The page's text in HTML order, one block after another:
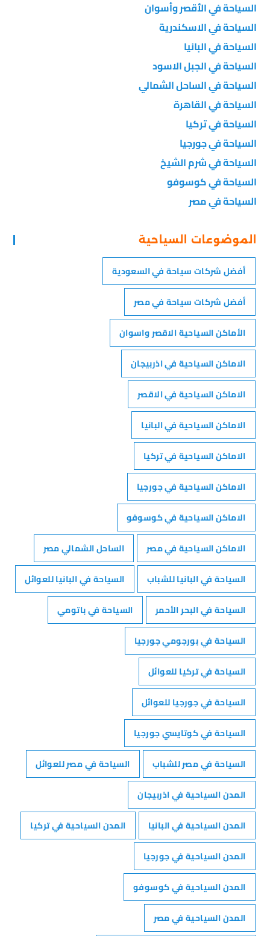
السياحة في الأقصر وأسوان
السياحة في الاسكندرية
السياحة في البانيا
السياحة في الجبل الاسود
السياحة في الساحل الشمالي
السياحة في القاهرة
السياحة في تركيا
السياحة في جورجيا
السياحة في شرم الشيخ
السياحة في كوسوفو
السياحة في مصر
الموضوعات السياحية
أفضل شركات سياحة في السعودية
أفضل شركات سياحة في مصر
الأماكن السياحية الاقصر واسوان
الاماكن السياحية في اذربيجان
الاماكن السياحية في الاقصر
الاماكن السياحية في البانيا
الاماكن السياحية في تركيا
الاماكن السياحية في جورجيا
الاماكن السياحية في كوسوفو
الاماكن السياحية في مصر
الساحل الشمالي مصر
السياحة في البانيا للشباب
السياحة في البانيا للعوائل
السياحة في البحر الأحمر
السياحة في باتومي
السياحة في بورجومي جورجيا
السياحة في تركيا للعوائل
السياحة في جورجيا للعوائل
السياحة في كوتايسي جورجيا
السياحة في مصر للشباب
السياحة في مصر للعوائل
المدن السياحية في اذربيجان
المدن السياحية في البانيا
المدن السياحية في تركيا
المدن السياحية في جورجيا
المدن السياحية في كوسوفو
المدن السياحية في مصر